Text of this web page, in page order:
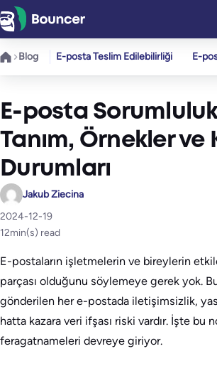
İçeriğe
geç
Blog E-posta Teslim Edilebilirliği E-
E-posta
Tanım, Örnekler ve
Durumları
Jakub Ziecina
2024-12-19
12min(s) read
E-postaların işletmelerin ve bireylerin
parçası olduğunu söylemeye gerek yok.
gönderilen her e-postada iletişimsizlik,
hatta kazara veri ifşası riski vardır. İşte bu
feragatnameleri devreye giriyor.